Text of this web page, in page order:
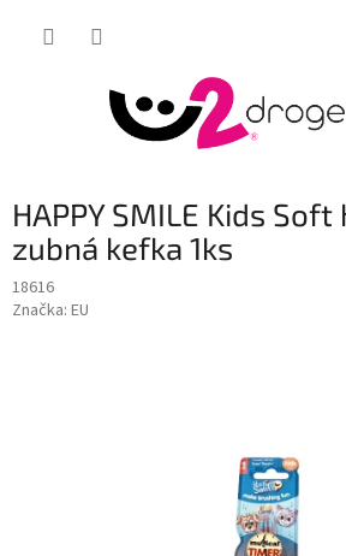
HAPPY SMILE Kids
zubná kefka 1ks
18616
Značka: EU